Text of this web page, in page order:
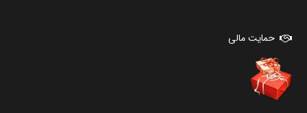
حمایت مالی